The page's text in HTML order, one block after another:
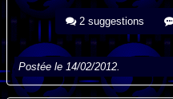
2 suggestions
Postée le 14/02/2012.